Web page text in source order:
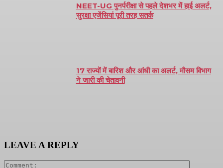
NEET-UG पुनर्परीक्षा से पहले देशभर में हाई अलर्ट,
सुरक्षा एजेंसियां पूरी तरह सतर्क
17 राज्यों में बारिश और आंधी का अलर्ट, मौसम विभाग
ने जारी की चेतावनी
LEAVE A REPLY